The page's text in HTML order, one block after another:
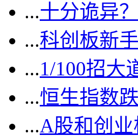
...十分诡异
...科创板新
...1/100招大
...恒生指数
...A股和创